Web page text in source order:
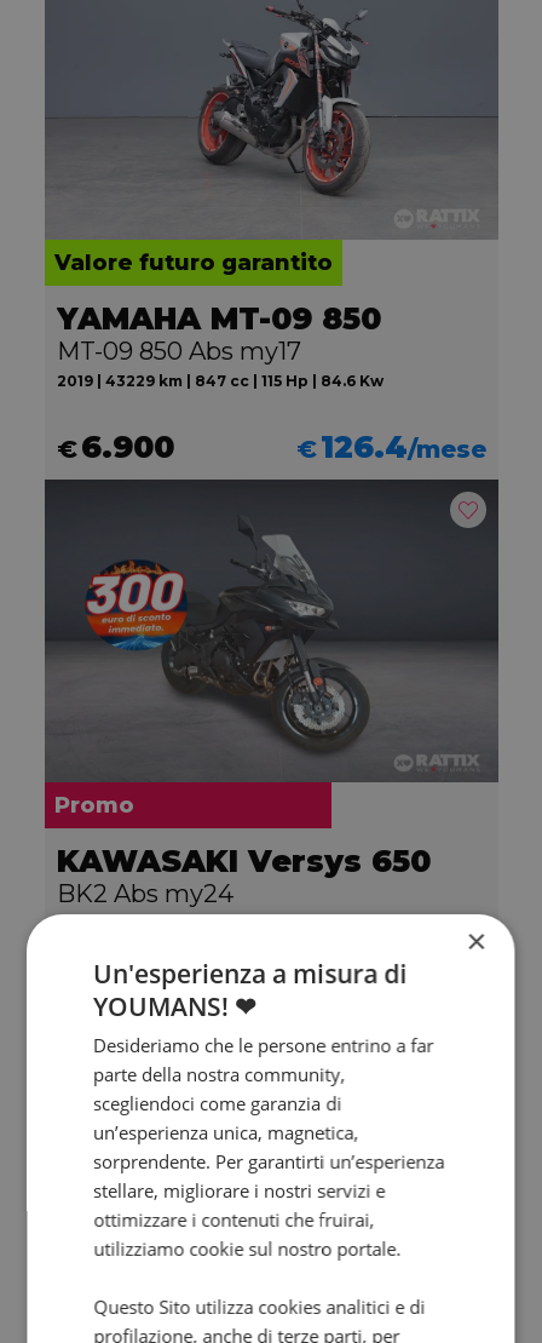
Valore futuro garantito
YAMAHA MT-09 850
MT-09 850 Abs my17
2019 | 43229 km | 847 cc | 115 Hp | 84.6 Kw
€6.900 €126.4/mese
Promo
KAWASAKI Versys 650
BK2 Abs my24
5.950 € 111
×
Un'esperienza a misura di
YOUMANS! ❤
Desideriamo che le persone entrino a far
parte della nostra community,
scegliendoci come garanzia di
un’esperienza unica, magnetica,
sorprendente. Per garantirti un’esperienza
stellare, migliorare i nostri servizi e
ottimizzare i contenuti che fruirai,
utilizziamo cookie sul nostro portale.
Questo Sito utilizza cookies analitici e di
profilazione, anche di terze parti, per